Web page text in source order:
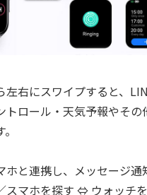
右にスワイプすると、
トロール・天気予報やその
と連携し、メッセージ通
スマホを探す ⇔ ウォッチ